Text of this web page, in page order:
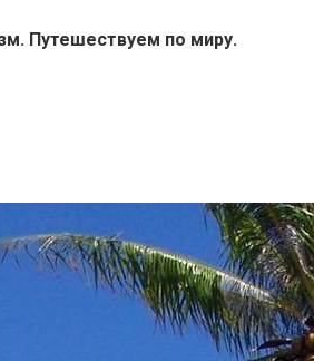
Путешествуем по миру.